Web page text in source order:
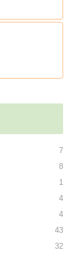
7
8
1
4
4
43
32